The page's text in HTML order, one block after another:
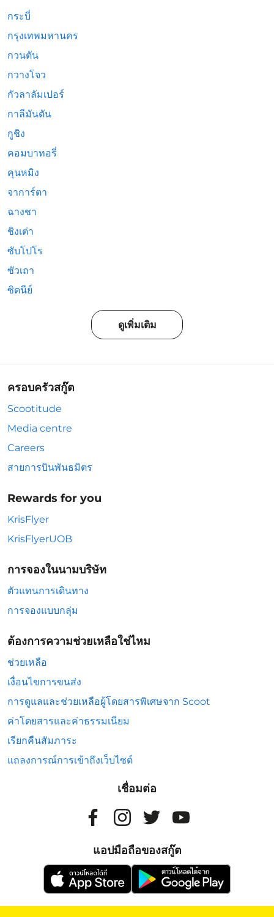
กระบี่
กรุงเทพมหานคร
กวนตัน
กวางโจว
กัวลาลัมเปอร์
กาลีมันตัน
กูชิง
คอมบาทอรี่
คุนหมิง
จาการ์ตา
ฉางชา
ชิงเต่า
ซับโปโร
ซัวเถา
ซิดนีย์
ดูเพิ่มเติม
ครอบครัวสกู๊ต
Scootitude
Media centre
Careers
สายการบินพันธมิตร
Rewards for you
KrisFlyer
KrisFlyerUOB
การจองในนามบริษัท
ตัวแทนการเดินทาง
การจองแบบกลุ่ม
ต้องการความช่วยเหลือใช่ไหม
ช่วยเหลือ
เงื่อนไขการขนส่ง
การดูแลและช่วยเหลือผู้โดยสารพิเศษจาก Scoot
ค่าโดยสารและค่าธรรมเนียม
เรียกคืนสัมภาระ
แถลงการณ์การเข้าถึงเว็บไซต์
เชื่อมต่อ
แอปมือถือของสกู๊ต